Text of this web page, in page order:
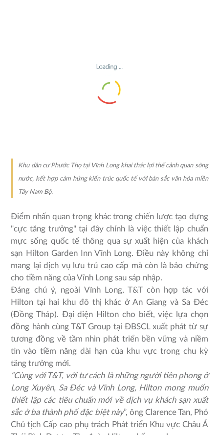
Khu dân cư Phước Thọ tại Vĩnh Long khai thác lợi thế cảnh quan sông
nước, kết hợp cảm hứng kiến trúc quốc tế với bản sắc văn hóa miền
Tây Nam Bộ.
Điểm nhấn quan trọng khác trong chiến lược tạo dựng
"cực tăng trưởng" tại đây chính là việc thiết lập chuẩn
mực sống quốc tế thông qua sự xuất hiện của khách
sạn Hilton Garden Inn Vĩnh Long. Điều này không chỉ
mang lại dịch vụ lưu trú cao cấp mà còn là bảo chứng
cho tiềm năng của Vĩnh Long sau sáp nhập.
Đáng chú ý, ngoài Vĩnh Long, T&T còn hợp tác với
Hilton tại hai khu đô thị khác ở An Giang và Sa Đéc
(Đồng Tháp). Đại diện Hilton cho biết, việc lựa chọn
đồng hành cùng T&T Group tại ĐBSCL xuất phát từ sự
tương đồng về tầm nhìn phát triển bền vững và niềm
tin vào tiềm năng dài hạn của khu vực trong chu kỳ
tăng trưởng mới.
“Cùng với T&T, với tư cách là những người tiên phong ở
Long Xuyên, Sa Đéc và Vĩnh Long, Hilton mong muốn
thiết lập các tiêu chuẩn mới về dịch vụ khách sạn xuất
sắc ở ba thành phố đặc biệt này”, ông Clarence Tan, Phó
Chủ tịch Cấp cao phụ trách Phát triển Khu vực Châu Á